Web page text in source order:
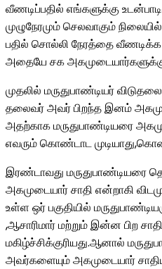
வீணடிப்பதில் எங்களுக்கு
முழுநேரமும் செலவாகும்
பதில் சொல்லி நேரத்தை வீணடிக்க
அதையே சக
முதலில் மருதுபாண்டியர்
தலைவர் அவர் பிறந்த இனம்
அதற்காக மருதுபாண்டியரை
எவரும் கொண்டாட
இரண்டாவது மருதுபாண்டியரை
அகமுடையார் சாதி என்றாகி
உள்ள ஒர் பகுதியில்
,ஆசாரிமார் மற்றும் இன்ன பிற
மகிழ்ச்சிக்குரியது.ஆனால்
அவர்களையும் அகமுடையார்